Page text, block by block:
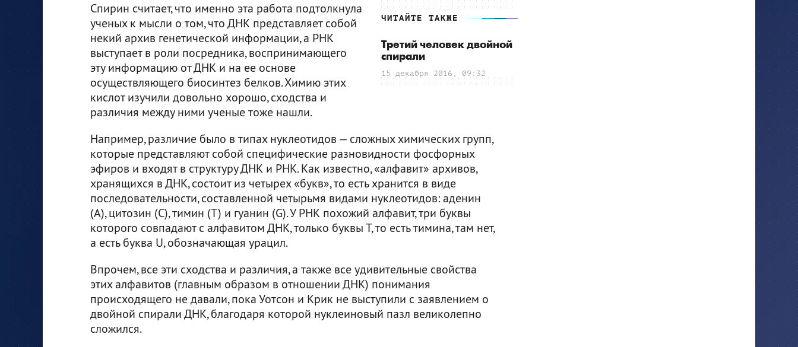
ЧИТАЙТЕ ТАКЖЕ
Третий человек двойной
спирали
15 декабря 2016, 09:32
Спирин считает, что именно эта работа подтолкнула
ученых к мысли о том, что ДНК представляет собой
некий архив генетической информации, а РНК
выступает в роли посредника, воспринимающего
эту информацию от ДНК и на ее основе
осуществляющего биосинтез белков. Химию этих
кислот изучили довольно хорошо, сходства и
различия между ними ученые тоже нашли.
Например, различие было в типах нуклеотидов — сложных химических групп,
которые представляют собой специфические разновидности фосфорных
эфиров и входят в структуру ДНК и РНК. Как известно, «алфавит» архивов,
хранящихся в ДНК, состоит из четырех «букв», то есть хранится в виде
последовательности, составленной четырьмя видами нуклеотидов: аденин
(А), цитозин (С), тимин (Т) и гуанин (G). У РНК похожий алфавит, три буквы
которого совпадают с алфавитом ДНК, только буквы Т, то есть тимина, там нет,
а есть буква U, обозначающая урацил.
Впрочем, все эти сходства и различия, а также все удивительные свойства
этих алфавитов (главным образом в отношении ДНК) понимания
происходящего не давали, пока Уотсон и Крик не выступили с заявлением о
двойной спирали ДНК, благодаря которой нуклеиновый пазл великолепно
сложился.